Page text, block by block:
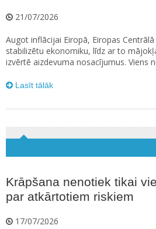
21/07/2026
Augot inflācijai Eiropā, Eiropas
stabilizētu ekonomiku, līdz ar to
izvērtē aizdevuma nosacījumus. Viens
Lasīt tālāk
Krāpšana nenotiek tikai
par atkārtotiem riskiem
17/07/2026